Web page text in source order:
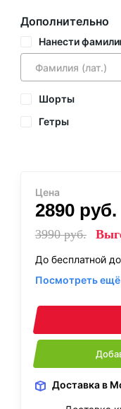
Дополнительно
Нанести
Шорты
Гетры
Цена
2890 руб.
3990руб.
До бесплатной
Посмотреть
Доставка в